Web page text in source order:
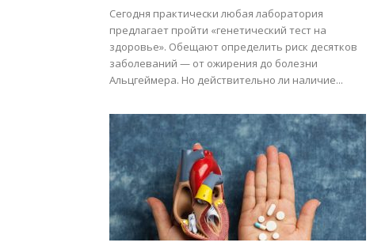
Сегодня практически любая лаборатория
предлагает пройти «генетический тест на
здоровье». Обещают определить риск десятков
заболеваний — от ожирения до болезни
Альцгеймера. Но действительно ли наличие...